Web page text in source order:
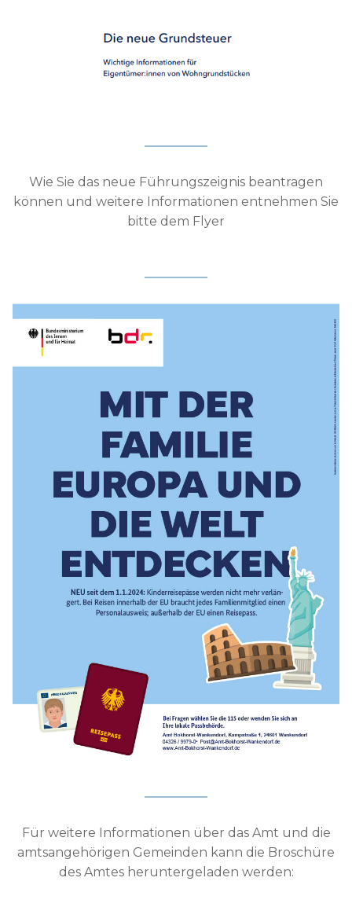
Wie Sie das neue Führungszeignis beantragen
können und weitere Informationen entnehmen Sie
bitte dem Flyer
Für weitere Informationen über das Amt und die
amtsangehörigen Gemeinden kann die Broschüre
des Amtes heruntergeladen werden: